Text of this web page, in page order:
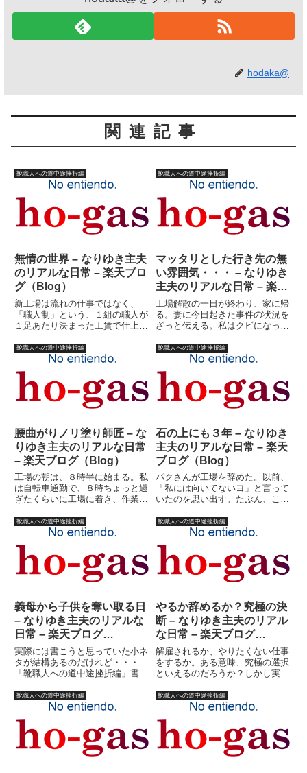
hodaka@
関連記事
靴職人への道中途挫折編
無情の世界 – なりゆき主夫
のリアルな日常 – 楽天ブロ
グ（Blog）
新工場は流れの仕事ではなく、
「職人制」という、１組の職人が
１足あたり決まった工賃で仕上げ
出すかを決めるのが私の仕事だ。
さらにその工賃の管理も私の仕事
だ。そしてその上がり具合を管理
するのも私の仕事だ。そし
て・・・...
靴職人への道中途挫折編
マッタリとした行き先の無
い雰囲気・・・ – なりゆき
主夫のリアルな日常 – 楽天
ブログ（Blog）
工場解散の一日が終わり、家に帰
る。妻に今日起きた事件の状況を
ざっと伝える。私はクビになった
し、たぶん・・・今月の給料も出
る。（若干給料が下がる危険性は
あるにしろ）家族にとってはそれ
ほど大事件ではない。ほんの２年
ほ...
靴職人への道中途挫折編
腰曲がりノリ塗り師匠 – な
りゆき主夫のリアルな日常
– 楽天ブログ（Blog）
工場の朝は、８時半に始まる。私
は自転車通勤で、８時ちょっと過
ぎたくらいに工場に着き、作業着
しの半蔵は必ず先に来ているの
で、「おはようございます！」と
挨拶する。工場長「おう」半蔵
「・・・」半蔵、ちょっと不気味
であ...
靴職人への道中途挫折編
石の上にも３年 – なりゆき
主夫のリアルな日常 – 楽天
ブログ（Blog）
パクさんが工場を辞めた。以前、
「私には向いてないヨ」と言って
いたのを思い出す。たぶん、この
「向き不向き」以外のことも含ん
でいる。職人Ｄさんが言った。
「最近の若けえ連中はよ、根性が
ねえよ。こんな仕事で根をあげて
たら...
靴職人への道中途挫折編
義母から子供を奪い取る日
– なりゆき主夫のリアルな
日常 – 楽天ブログ
（Blog）
実際には書こうと思っていた小ネ
タが結構あるのだけれど・・・
「靴職人への道中途挫折編」書く
職人?」は、私がいかにして主夫
になったのかを語るための前ふり
なのだ。前ふりなのにもかかわら
ず、最初の頃のスタンスが細かす
ぎ...
靴職人への道中途挫折編
やるか辞めるか？究極の決
断 – なりゆき主夫のリアル
な日常 – 楽天ブログ
（Blog）
解雇されるか、やりたくない仕事
をするか。ある意味、究極の選択
といえるのだろうか？しかし実際
のか判らない。もしかしたら、そ
れほどやりたくない仕事でもない
のかもしれない。もしかしたら、
それほど大変な仕事でもないの
か...
靴職人への道中途挫折編 靴職人への道中途挫折編